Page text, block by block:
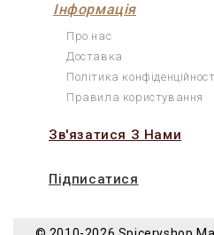
Інформація
Про нас
Доставка
Політика
Правила користування
Зв'язатися З Нами
Підписатися